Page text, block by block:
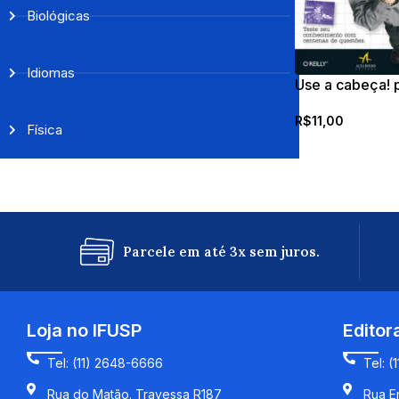
Biológicas
Idiomas
Física
Use a cabeça!
R$11,00
Parcele em até 3x sem juros.
Loja no IFUSP
Tel: (11) 2648-6666
Rua do Matão. Travessa R187
Tel:
Rua